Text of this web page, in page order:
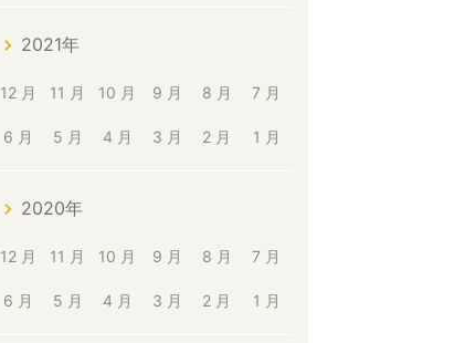
2021年
12 月 11 月 10 月 9 月 8 月 7 月
6 月 5 月 4 月 3 月 2 月 1 月
2020年
12 月 11 月 10 月 9 月 8 月 7 月
6 月 5 月 4 月 3 月 2 月 1 月